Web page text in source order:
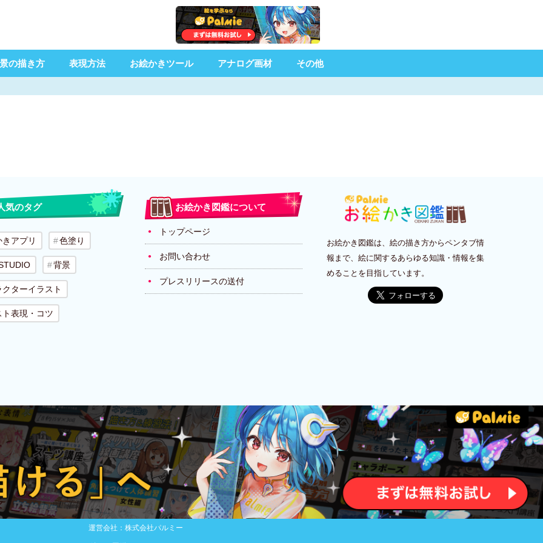
の描き方 表現方法 お絵かきツール アナログ画材 その他
気のタグ
アプリ 色塗り
背景
ターイラスト
ト表現・コツ
お絵かき図鑑について
トップページ
お問い合わせ
プレスリリースの送付
お絵かき図鑑は、絵の描き方からペンタブ情
報まで、絵に関するあらゆる知識・情報を集
めることを目指しています。
運営会社：株式会社パルミー